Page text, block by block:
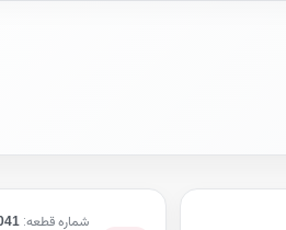
شماره قطعه: